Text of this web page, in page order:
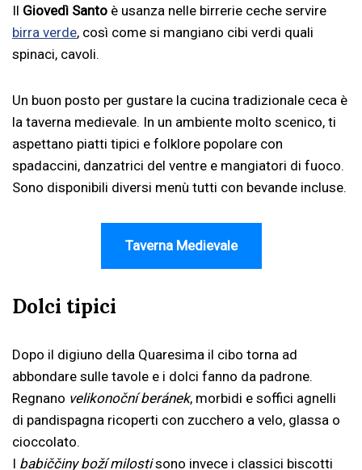
Il Giovedì Santo è usanza nelle birrerie ceche servire
birra verde, così come si mangiano cibi verdi quali
spinaci, cavoli.
Un buon posto per gustare la cucina tradizionale ceca è
la taverna medievale. In un ambiente molto scenico, ti
aspettano piatti tipici e folklore popolare con
spadaccini, danzatrici del ventre e mangiatori di fuoco.
Sono disponibili diversi menù tutti con bevande incluse.
Taverna Medievale
Dolci tipici
Dopo il digiuno della Quaresima il cibo torna ad
abbondare sulle tavole e i dolci fanno da padrone.
Regnano velikonoční beránek, morbidi e soffici agnelli
di pandispagna ricoperti con zucchero a velo, glassa o
cioccolato.
I babiččiny boží milostisono invece i classici biscotti